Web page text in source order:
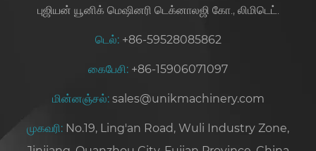
புஜியன் யூனிக் மெஷினரி டெக்னாலஜி கோ., லிமிடெட்.
டெல்: +86-59528085862
கைபேசி: +86-15906071097
மின்னஞ்சல்: sales@unikmachinery.com
முகவரி: No.19, Ling'an Road, Wuli Industry Zone,